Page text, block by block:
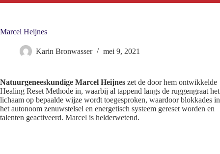
Marcel Heijnes
Karin Bronwasser mei 9, 2021
Natuurgeneeskundige Marcel Heijnes zet de door hem ontwikkelde
Healing Reset Methode in, waarbij al tappend langs de ruggengraat het
lichaam op bepaalde wijze wordt toegesproken, waardoor blokkades in
het autonoom zenuwstelsel en energetisch systeem gereset worden en
talenten geactiveerd. Marcel is helderwetend.